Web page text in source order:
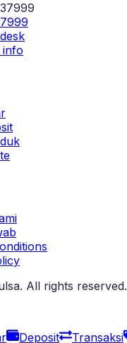
info
. All rights reserved.
Deposit Transaksi